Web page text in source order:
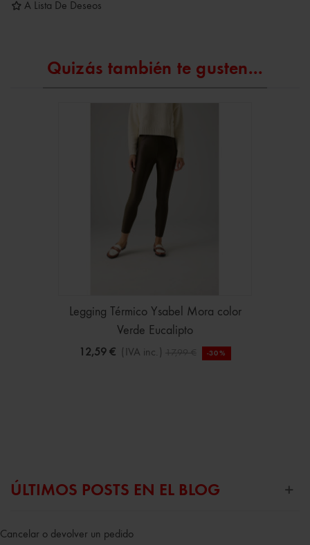
A Lista De Deseos
Quizás también te gusten...
Legging Térmico Ysabel Mora color
Verde Eucalipto
12,59 € (IVA inc.) 17,99 € -30%
ÚLTIMOS POSTS EN EL BLOG
Cancelar o devolver un pedido